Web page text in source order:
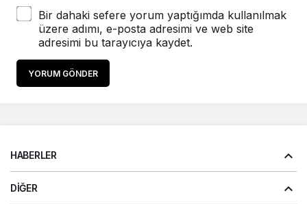
Bir dahaki sefere yorum yaptığımda kullanılmak
üzere adımı, e-posta adresimi ve web site
adresimi bu tarayıcıya kaydet.
YORUM GÖNDER
HABERLER
DIĞER